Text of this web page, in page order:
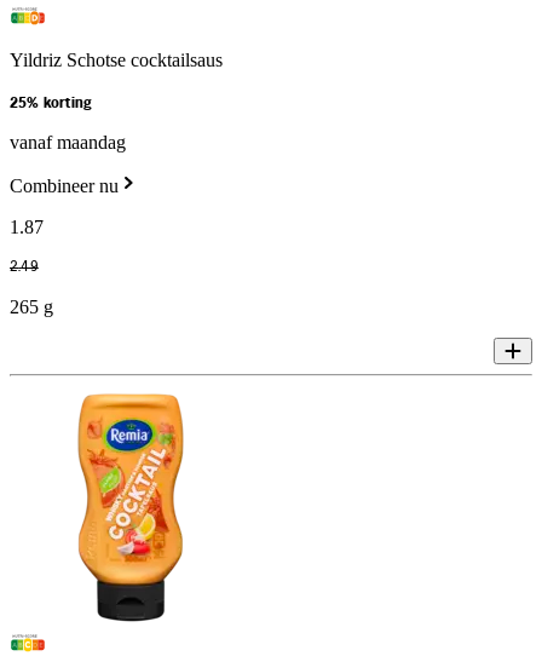
Yildriz Schotse cocktailsaus
25% korting
vanaf maandag
Combineer nu
1.87
2.49
265 g